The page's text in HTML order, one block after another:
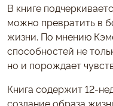
В книге
можно превратить в
жизни. По мнению
способностей не
но и порождает
Книга содержит 12-
создание образа